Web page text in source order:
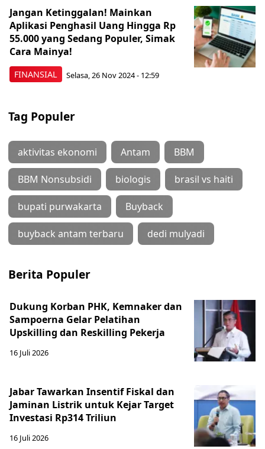
FINANSIAL
Jangan Ketinggalan! Mainkan
Aplikasi Penghasil Uang Hingga Rp
55.000 yang Sedang Populer, Simak
Cara Mainya!
Selasa, 26 Nov 2024 - 12:59
Tag Populer
aktivitas ekonomi Antam BBM
BBM Nonsubsidi biologis brasil vs haiti
bupati purwakarta Buyback
buyback antam terbaru dedi mulyadi
Berita Populer
Dukung Korban PHK, Kemnaker dan
Sampoerna Gelar Pelatihan
Upskilling dan Reskilling Pekerja
16 Juli 2026
Jabar Tawarkan Insentif Fiskal dan
Jaminan Listrik untuk Kejar Target
Investasi Rp314 Triliun
16 Juli 2026